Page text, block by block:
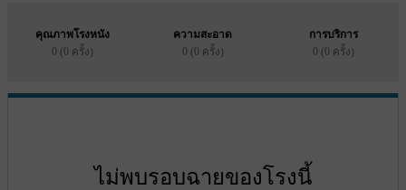
คุณภาพโรงหนัง
0 (0 ครั้ง)
ความสะอาด
0 (0 ครั้ง)
การบริการ
0 (0 ครั้ง)
ไม่พบรอบฉายของโรงนี้